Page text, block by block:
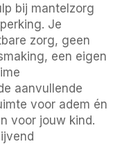
bij mantelzorg
Je
zorg, geen
een eigen
aanvullende
voor adem én
voor jouw kind.